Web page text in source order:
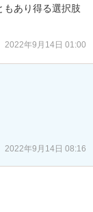
あり得る選択肢
2022年9月14日 01:00
2022年9月14日 08:16